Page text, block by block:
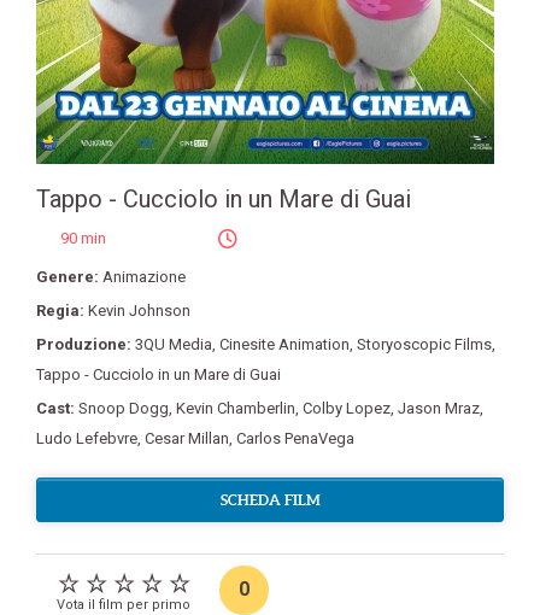
Tappo - Cucciolo in un Mare di Guai
90 min
Genere: Animazione
Regia: Kevin Johnson
Produzione: 3QU Media Cinesite Animation Storyoscopic Films
Tappo - Cucciolo in un Mare di Guai
Cast: Snoop Dogg Kevin Chamberlin Colby Lopez Jason Mraz
Ludo Lefebvre Cesar Millan Carlos PenaVega
SCHEDA FILM
Vota il film per primo
0